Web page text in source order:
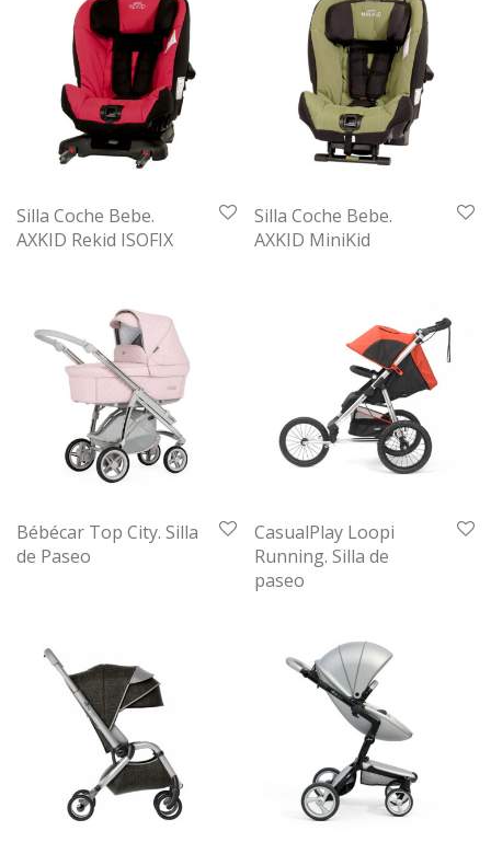
Silla Coche Bebe.
AXKID Rekid ISOFIX
Silla Coche Bebe.
AXKID MiniKid
Bébécar Top City. Silla
de Paseo
CasualPlay Loopi
Running. Silla de
paseo